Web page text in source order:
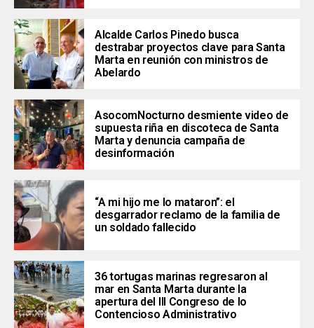
Alcalde Carlos Pinedo busca
destrabar proyectos clave para Santa
Marta en reunión con ministros de
Abelardo
AsocomNocturno desmiente video de
supuesta riña en discoteca de Santa
Marta y denuncia campaña de
desinformación
“A mi hijo me lo mataron”: el
desgarrador reclamo de la familia de
un soldado fallecido
36 tortugas marinas regresaron al
mar en Santa Marta durante la
apertura del III Congreso de lo
Contencioso Administrativo